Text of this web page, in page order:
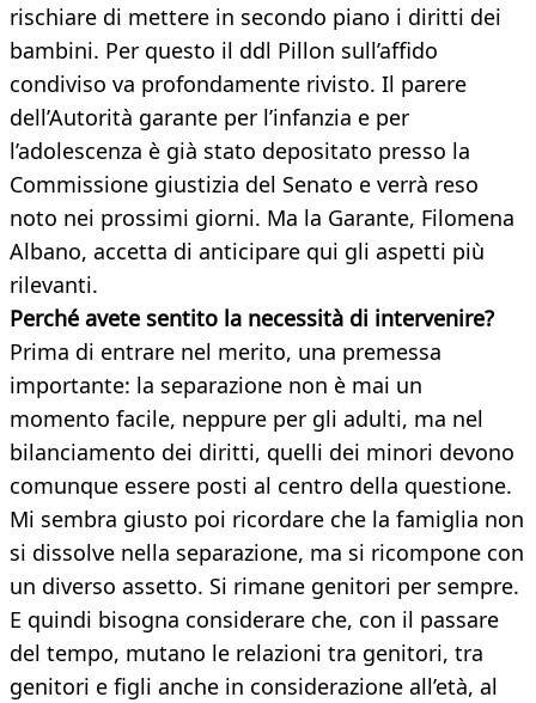
rischiare di mettere in secondo piano i diritti dei
bambini. Per questo il ddl Pillon sull’affido
condiviso va profondamente rivisto. Il parere
dell’Autorità garante per l’infanzia e per
l’adolescenza è già stato depositato presso la
Commissione giustizia del Senato e verrà reso
noto nei prossimi giorni. Ma la Garante, Filomena
Albano, accetta di anticipare qui gli aspetti più
rilevanti.
Perché avete sentito la necessità di intervenire?
Prima di entrare nel merito, una premessa
importante: la separazione non è mai un
momento facile, neppure per gli adulti, ma nel
bilanciamento dei diritti, quelli dei minori devono
comunque essere posti al centro della questione.
Mi sembra giusto poi ricordare che la famiglia non
si dissolve nella separazione, ma si ricompone con
un diverso assetto. Si rimane genitori per sempre.
E quindi bisogna considerare che, con il passare
del tempo, mutano le relazioni tra genitori, tra
genitori e figli anche in considerazione all’età, al